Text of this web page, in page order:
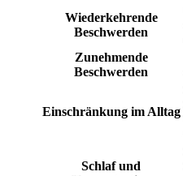
Wiederkehrende
Beschwerden
Zunehmende
Beschwerden
Einschränkung im Alltag
Schlaf und